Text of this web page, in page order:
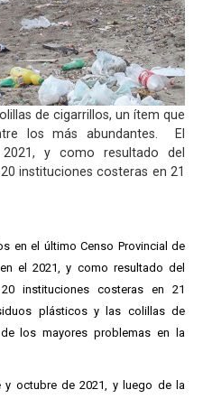
de cigarrillos, un ítem que
los más abundantes. El
y como resultado del
instituciones costeras en 21
en el último Censo Provincial de
el 2021, y como resultado del
instituciones costeras en 21
plásticos y las colillas de
los mayores problemas en la
y octubre de 2021, y luego de la